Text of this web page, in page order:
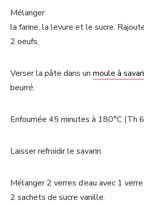
Mélanger
la farine, la levure et le sucre.
2 oeufs.
Verser la pâte dans un moule à
beurré.
Enfournée 45 minutes à 180°C (Th
Laisser refroidir le savarin.
Mélanger 2 verres d’eau avec 1
2 sachets de sucre vanille.